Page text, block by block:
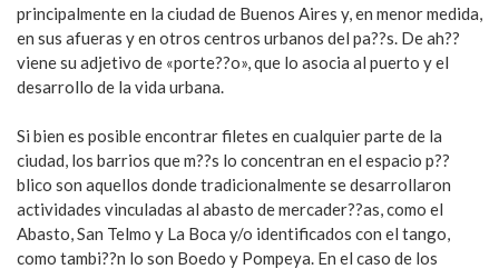
principalmente en la ciudad de Buenos Aires y, en menor medida,
en sus afueras y en otros centros urbanos del pa??s. De ah??
viene su adjetivo de «porte??o», que lo asocia al puerto y el
desarrollo de la vida urbana.
Si bien es posible encontrar filetes en cualquier parte de la
ciudad, los barrios que m??s lo concentran en el espacio p??
blico son aquellos donde tradicionalmente se desarrollaron
actividades vinculadas al abasto de mercader??as, como el
Abasto, San Telmo y La Boca y/o identificados con el tango,
como tambi??n lo son Boedo y Pompeya. En el caso de los